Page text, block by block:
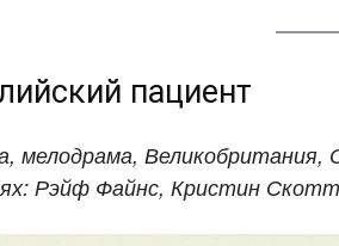
пациент
мелодрама, Великобритания,
Рэйф Файнс, Кристин